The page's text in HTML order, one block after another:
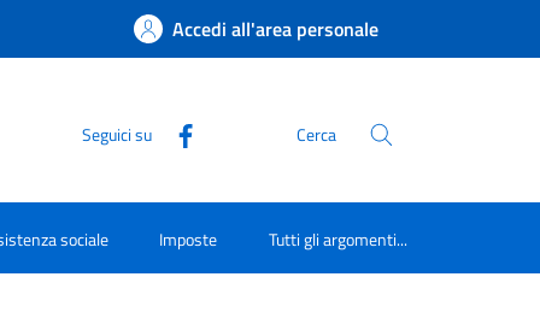
Accedi all'area personale
Seguici su Cerca
sociale Imposte Tutti gli argomenti...